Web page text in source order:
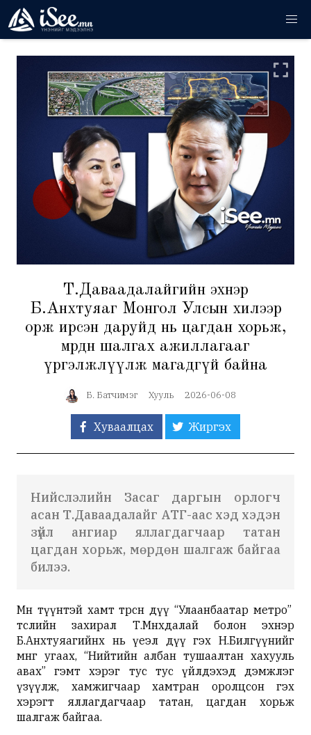
Т.Даваадалайгийн эхнэр
Б.Анхтуяаг Монгол Улсын хилээр
орж ирсэн даруйд нь цагдан хорьж,
мөрдөн шалгах ажиллагааг
үргэлжлүүлж магадгүй байна
Б. Батчимэг Хууль 2026-06-08
Хуваалцах Жиргэх
Нийслэлийн Засаг даргын орлогч
асан Т.Даваадалайг АТГ-аас хэд хэдэн
зүйл ангиар яллагдагчаар татан
цагдан хорьж, мөрдөн шалгаж байгаа
билээ.
Мөн түүнтэй хамт төрсөн дүү “Улаанбаатар метро”
төслийн захирал Т.Мөнхдалай болон эхнэр
Б.Анхтуяагийнх нь үеэл дүү гэх Н.Билгүүнийг
мөнгө угаах, “Нийтийн албан тушаалтан хахууль
авах” гэмт хэрэг тус тус үйлдэхэд дэмжлэг
үзүүлж, хамжигчаар хамтран оролцсон гэх
хэрэгт яллагдагчаар татан, цагдан хорьж
шалгаж байгаа.